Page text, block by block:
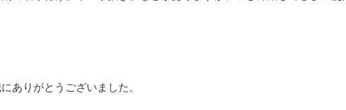
ありがとうございました。